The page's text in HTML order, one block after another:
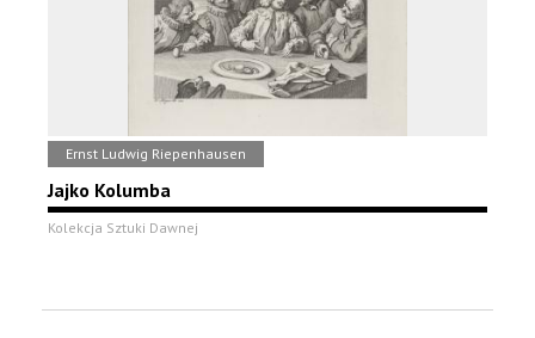
Ernst Ludwig Riepenhausen
Jajko Kolumba
Kolekcja Sztuki Dawnej